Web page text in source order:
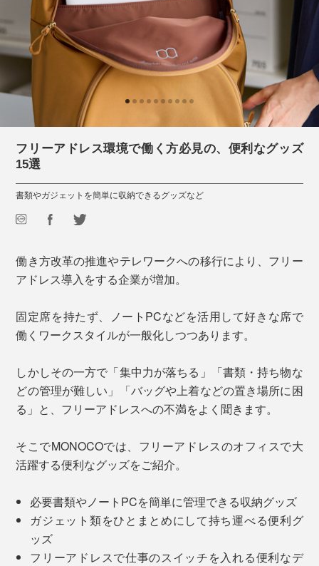
フリーアドレス環境で働く方必見の、便利なグッズ
15選
書類やガジェットを簡単に収納できるグッズなど
働き方改革の推進やテレワークへの移行により、フリー
アドレス導入をする企業が増加。
固定席を持たず、ノートPCなどを活用して好きな席で
働くワークスタイルが一般化しつつあります。
しかしその一方で「集中力が落ちる」「書類・持ち物な
どの管理が難しい」「バッグや上着などの置き場所に困
る」と、フリーアドレスへの不満をよく聞きます。
そこでMONOCOでは、フリーアドレスのオフィスで大
活躍する便利なグッズをご紹介。
必要書類やノートPCを簡単に管理できる収納グッズ
ガジェット類をひとまとめにして持ち運べる便利グ
ッズ
フリーアドレスで仕事のスイッチを入れる便利なデ